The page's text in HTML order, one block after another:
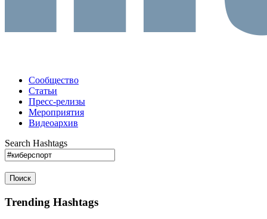
Сообщество
Статьи
Пресс-релизы
Мероприятия
Видеоархив
Search Hashtags
Поиск
Trending Hashtags